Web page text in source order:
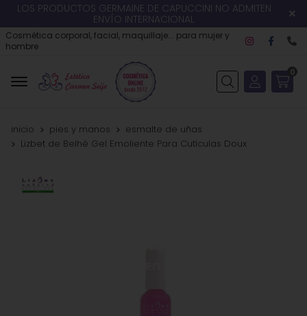
LOS PRODUCTOS GERMAINE DE CAPUCCINI NO ADMITEN
ENVÍO INTERNACIONAL
Cosmética corporal, facial, maquillaje... para mujer y
hombre
Buscar
0
inicio pies y manos
esmalte de uñas
Lizbet de Belhé Gel Emoliente Para Cutículas Doux